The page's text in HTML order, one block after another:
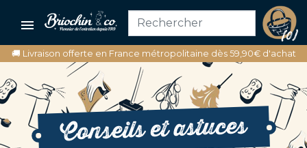

(0)
🚚 Livraison offerte en France métropolitaine dès 59,90€ d'achat
Conseils et astuces